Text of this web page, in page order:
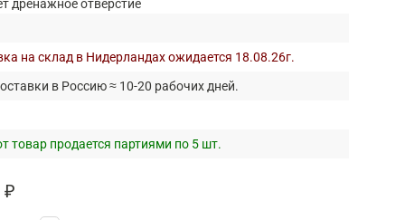
дренажное отверстие
на склад в Нидерландах ожидается 18.08.26г.
в Россию ≈ 10-20 рабочих дней.
товар продается партиями по 5 шт.
₽